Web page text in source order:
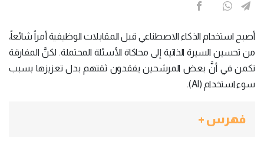
أصبح استخدام الذكاء الاصطناعي قبل المقابلات الوظيفية أمراً شائعاً،
من تحسين السيرة الذاتية إلى محاكاة الأسئلة المحتملة. لكنَّ المفارقة
تكمن في أنَّ بعض المرشحين يفقدون ثقتهم بدل تعزيزها بسبب
سوء استخدام (AI).
فهرس +